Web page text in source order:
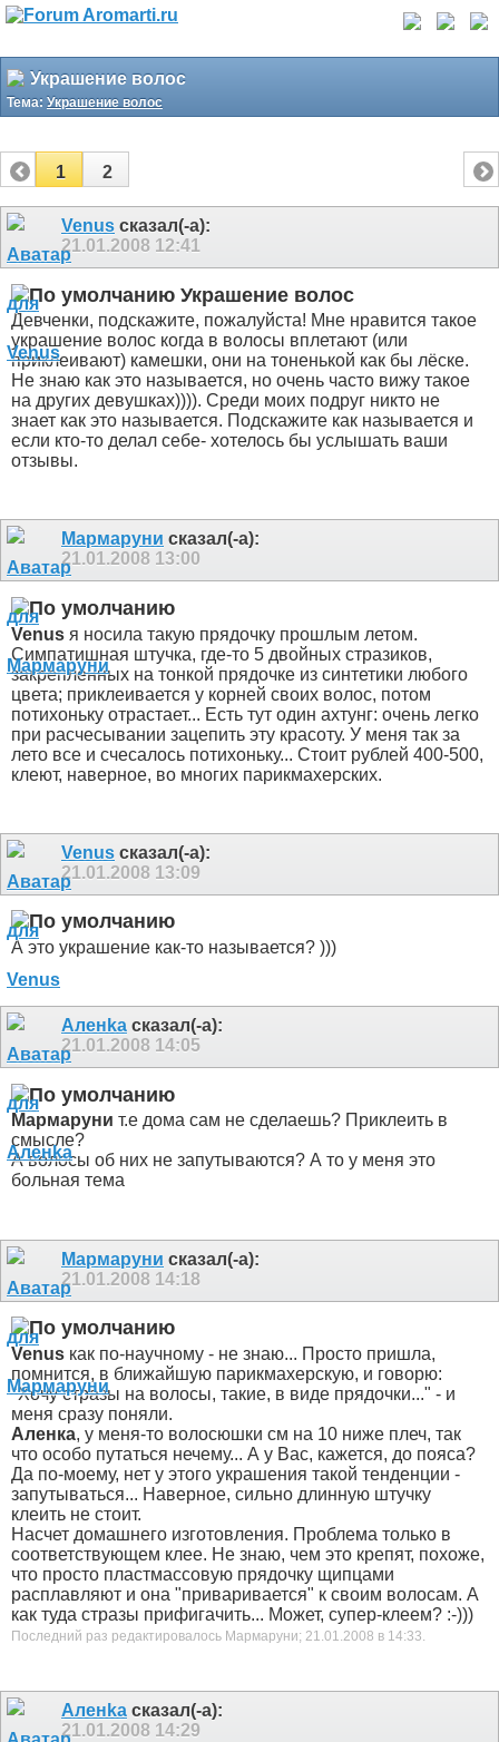
Украшение волос
Тема: Украшение волос
1 2
Venus сказал(-а):
21.01.2008 12:41
Украшение волос
Девченки, подскажите, пожалуйста! Мне нравится такое
украшение волос когда в волосы вплетают (или
приклеивают) камешки, они на тоненькой как бы лёске.
Не знаю как это называется, но очень часто вижу такое
на других девушках)))). Среди моих подруг никто не
знает как это называется. Подскажите как называется и
если кто-то делал себе- хотелось бы услышать ваши
отзывы.
Мармаруни сказал(-а):
21.01.2008 13:00
Venus я носила такую прядочку прошлым летом.
Симпатишная штучка, где-то 5 двойных стразиков,
закрепленных на тонкой прядочке из синтетики любого
цвета; приклеивается у корней своих волос, потом
потихоньку отрастает... Есть тут один ахтунг: очень легко
при расчесывании зацепить эту красоту. У меня так за
лето все и счесалось потихоньку... Стоит рублей 400-500,
клеют, наверное, во многих парикмахерских.
Venus сказал(-а):
21.01.2008 13:09
А это украшение как-то называется? )))
Аленka сказал(-а):
21.01.2008 14:05
Мармаруни т.е дома сам не сделаешь? Приклеить в
смысле?
А волосы об них не запутываются? А то у меня это
больная тема
Мармаруни сказал(-а):
21.01.2008 14:18
Venus как по-научному - не знаю... Просто пришла,
помнится, в ближайшую парикмахерскую, и говорю:
"Хочу стразы на волосы, такие, в виде прядочки..." - и
меня сразу поняли.
Аленка, у меня-то волосюшки см на 10 ниже плеч, так
что особо путаться нечему... А у Вас, кажется, до пояса?
Да по-моему, нет у этого украшения такой тенденции -
запутываться... Наверное, сильно длинную штучку
клеить не стоит.
Насчет домашнего изготовления. Проблема только в
соответствующем клее. Не знаю, чем это крепят, похоже,
что просто пластмассовую прядочку щипцами
расплавляют и она "приваривается" к своим волосам. А
как туда стразы прифигачить... Может, супер-клеем? :-)))
Последний раз редактировалось Мармаруни; 21.01.2008 в 14:33.
Аленka сказал(-а):
21.01.2008 14:29